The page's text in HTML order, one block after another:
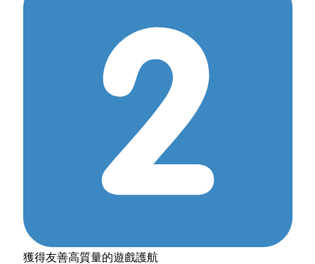
獲得友善高質量的遊戲護航